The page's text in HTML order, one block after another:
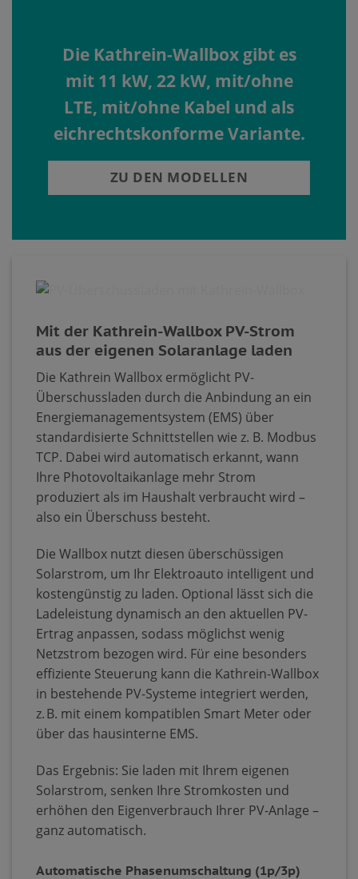
Die Kathrein-Wallbox gibt es
mit 11 kW, 22 kW, mit/ohne
LTE, mit/ohne Kabel und als
eichrechtskonforme Variante.
ZU DEN MODELLEN
Mit der Kathrein-Wallbox PV-Strom
aus der eigenen Solaranlage laden
Die Kathrein Wallbox ermöglicht PV-
Überschussladen durch die Anbindung an ein
Energiemanagementsystem (EMS) über
standardisierte Schnittstellen wie z. B. Modbus
TCP. Dabei wird automatisch erkannt, wann
Ihre Photovoltaikanlage mehr Strom
produziert als im Haushalt verbraucht wird –
also ein Überschuss besteht.
Die Wallbox nutzt diesen überschüssigen
Solarstrom, um Ihr Elektroauto intelligent und
kostengünstig zu laden. Optional lässt sich die
Ladeleistung dynamisch an den aktuellen PV-
Ertrag anpassen, sodass möglichst wenig
Netzstrom bezogen wird. Für eine besonders
effiziente Steuerung kann die Kathrein-Wallbox
in bestehende PV-Systeme integriert werden,
z. B. mit einem kompatiblen Smart Meter oder
über das hausinterne EMS.
Das Ergebnis: Sie laden mit Ihrem eigenen
Solarstrom, senken Ihre Stromkosten und
erhöhen den Eigenverbrauch Ihrer PV-Anlage –
ganz automatisch.
Automatische Phasenumschaltung (1p/3p)